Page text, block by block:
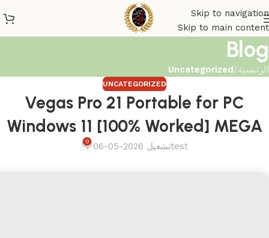
Skip to navigation
Skip to main content
Blog
الرئيسية/
Uncategorized
UNCATEGORIZED
Vegas Pro 21 Portable for PC
Windows 11 [100% Worked] MEGA
testتشغيل 2026-05-06 0